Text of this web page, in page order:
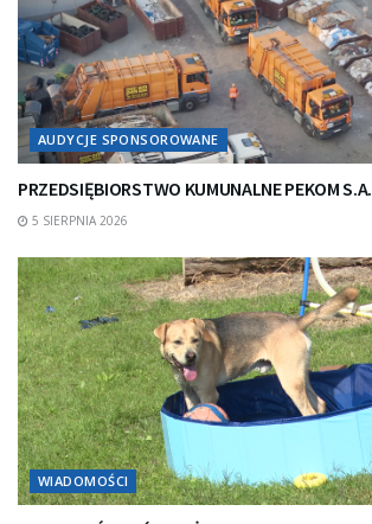
AUDYCJE SPONSOROWANE
PRZEDSIĘBIORSTWO KUMUNALNE PEKOM S.A.
5 SIERPNIA 2026
WIADOMOŚCI